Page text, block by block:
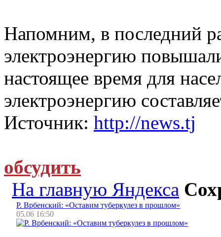
Напомним, в последний
электроэнергию
настоящее время для
электроэнергию
Источник: http://news.tj
обсудить
На главную Яндекса
Р. Врбенский: «Оставим туберкулез в прошлом»
05.06 16:50